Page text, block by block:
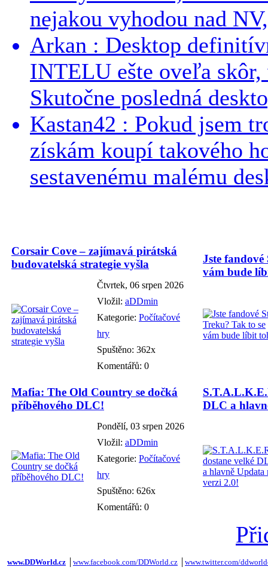
nejakou vyhodou nad
Arkan : Desktop
INTELU ešte oveľa
Skutočne posledná
Kastan42 : Pokud jsem
získám koupí takového
sestavenému malému
Corsair Cove – zajímavá pirátská
budovatelská strategie vyšla
Čtvrtek, 06 srpen 2026
Vložil: aDDmin
Kategorie: Počítačové
hry
Spuštěno: 362x
Komentářů: 0
Jste
vám bude
Mafia: The Old Country se dočká
příběhového DLC!
Pondělí, 03 srpen 2026
Vložil: aDDmin
Kategorie: Počítačové
hry
Spuštěno: 626x
Komentářů: 0
DLC a
www.DDWorld.cz www.facebook.com/DDWorld.cz www.twitter.com/